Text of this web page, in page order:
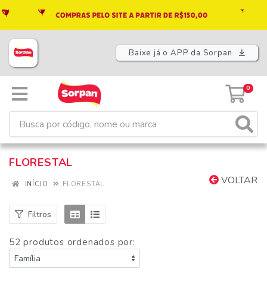
Baixe já o APP da Sorpan
0
FLORESTAL
VOLTAR
INÍCIO FLORESTAL
Filtros
52 produtos ordenados por: